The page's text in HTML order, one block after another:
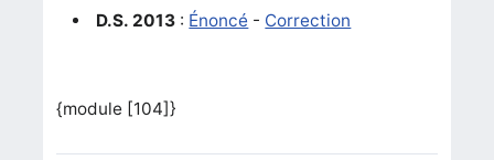
D.S. 2013 : Énoncé - Correction
{module [104]}